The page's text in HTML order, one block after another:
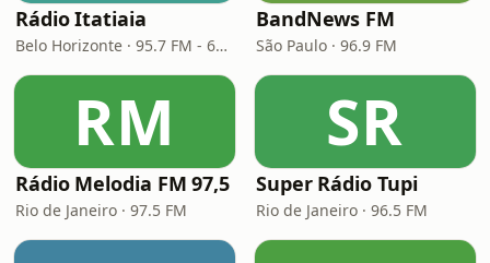
Rádio Itatiaia
Belo Horizonte · 95.7 FM - 610 AM
BandNews FM
São Paulo · 96.9 FM
RM
Rádio Melodia FM 97,5
Rio de Janeiro · 97.5 FM
SR
Super Rádio Tupi
Rio de Janeiro · 96.5 FM